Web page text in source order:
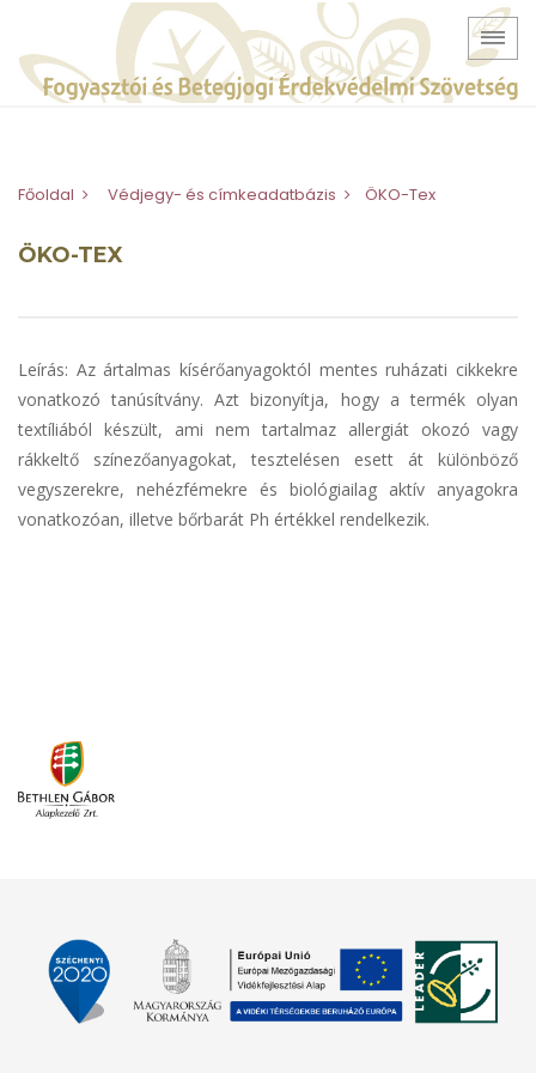
Főoldal Védjegy- és címkeadatbázis ÖKO-Tex
ÖKO-TEX
Leírás: Az ártalmas kísérőanyagoktól mentes ruházati cikkekre
vonatkozó tanúsítvány. Azt bizonyítja, hogy a termék olyan
textíliából készült, ami nem tartalmaz allergiát okozó vagy
rákkeltő színezőanyagokat, tesztelésen esett át különböző
vegyszerekre, nehézfémekre és biológiailag aktív anyagokra
vonatkozóan, illetve bőrbarát Ph értékkel rendelkezik.